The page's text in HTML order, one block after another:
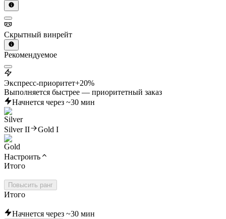
Скрытный винрейт
Рекомендуемое
Экспресс-приоритет+20%
Выполняется быстрее — приоритетный заказ
Начнется через ~30 мин
Silver II Gold I
Настроить
Итого
Повысить ранг
Итого
Начнется через ~30 мин